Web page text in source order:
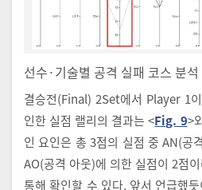
선수·기술별 공격 실패 코스 분석
결승전(Final) 2Set에서 Player 1
인한 실점 랠리의 결과는 <Fig. 9>
인 요인은 총 3점의 실점 중 AN(공
AO(공격 아웃)에 의한 실점이 2점
통해 확인할 수 있다. 앞서 언급했